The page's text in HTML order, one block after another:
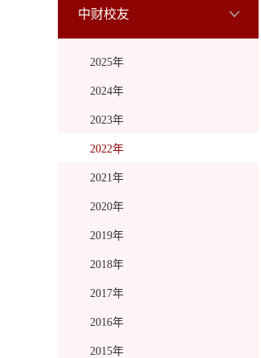
中财校友
2025年
2024年
2023年
2022年
2021年
2020年
2019年
2018年
2017年
2016年
2015年